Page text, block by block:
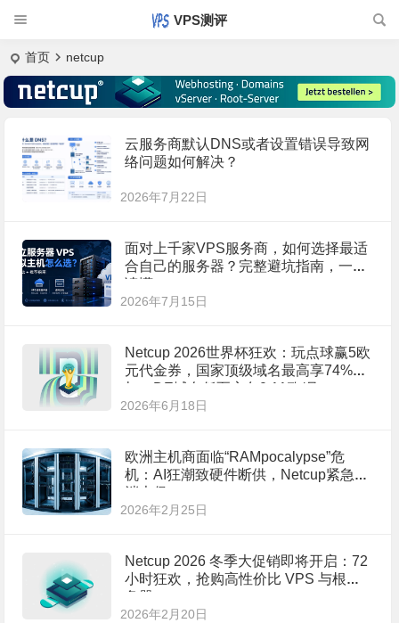
VPS测评
首页 netcup
云服务商默认DNS或者设置错误导致网
络问题如何解决？
2026年7月22日
面对上千家VPS服务商，如何选择最适
合自己的服务器？完整避坑指南，一文
读懂
2026年7月15日
Netcup 2026世界杯狂欢：玩点球赢5欧
元代金券，国家顶级域名最高享74%折
扣！DE域名低至永久0.11欧/月
2026年6月18日
欧洲主机商面临“RAMpocalypse”危
机：AI狂潮致硬件断供，Netcup紧急取
消大促
2026年2月25日
Netcup 2026 冬季大促销即将开启：72
小时狂欢，抢购高性价比 VPS 与根服
务器！
2026年2月20日